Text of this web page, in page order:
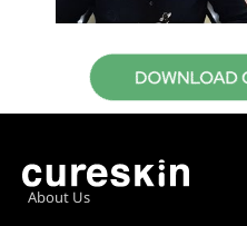
About Us